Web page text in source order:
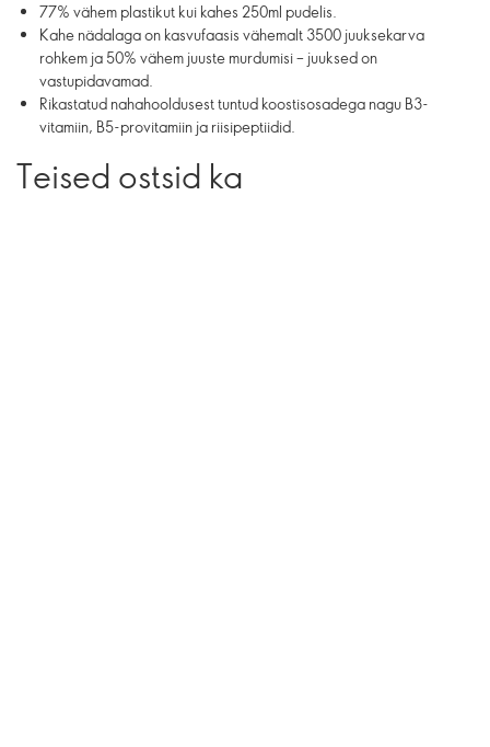
77% vähem plastikut kui kahes 250ml pudelis.
Kahe nädalaga on kasvufaasis vähemalt 3500 juuksekarva
rohkem ja 50% vähem juuste murdumisi – juuksed on
vastupidavamad.
Rikastatud nahahooldusest tuntud koostisosadega nagu B3-
vitamiin, B5-provitamiin ja riisipeptiidid.
Teised ostsid ka